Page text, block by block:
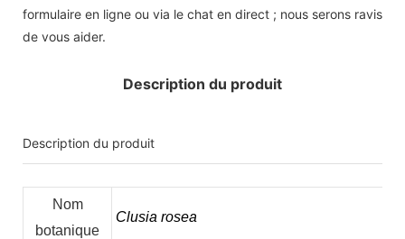
formulaire en ligne ou via le chat en direct ; nous serons ravis
de vous aider.
Description du produit
Description du produit
Nom
botanique
Clusia rosea